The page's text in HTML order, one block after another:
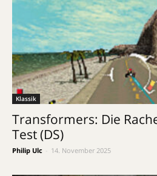
Klassik
Transformers: Die
Test (DS)
Philip Ulc 14. November 2025